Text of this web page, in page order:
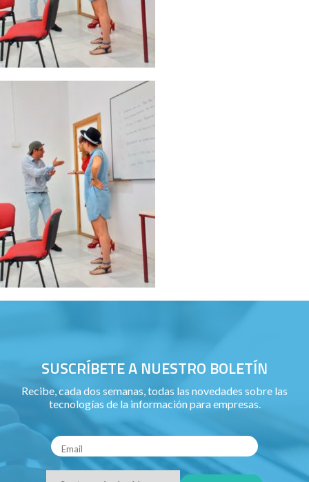
SUSCRÍBETE A NUESTRO BOLETÍN
Recibe, cada dos semanas, todas las novedades sobre las
tecnologías de la información para empresas.